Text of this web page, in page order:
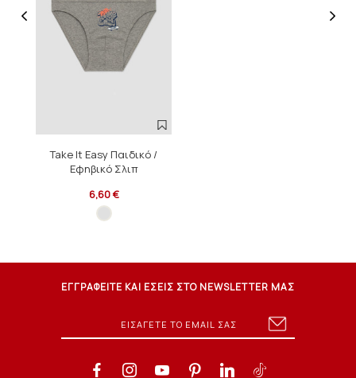
Take It Easy Παιδικό /
Εφηβικό Σλιπ
6,60 €
ΕΓΓΡΑΦΕΙΤΕ ΚΑΙ ΕΣΕΙΣ ΣΤΟ NEWSLETTER ΜΑΣ